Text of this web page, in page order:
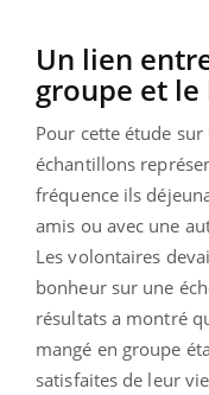
Un lien
groupe et
Pour cette étude
échantillons
fréquence ils
amis ou avec une
Les volontaires
bonheur sur une
résultats a montré
mangé en groupe
satisfaites de leur